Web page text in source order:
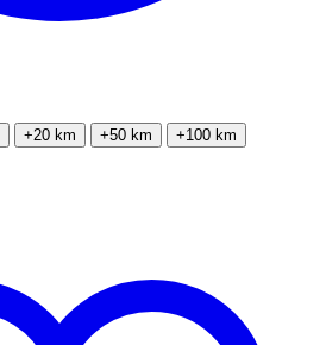
+20 km +50 km +100 km